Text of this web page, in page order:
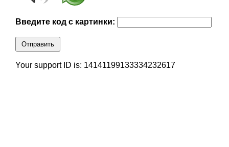
Введите код с картинки:
Отправить
Your support ID is: 14141199133334232617